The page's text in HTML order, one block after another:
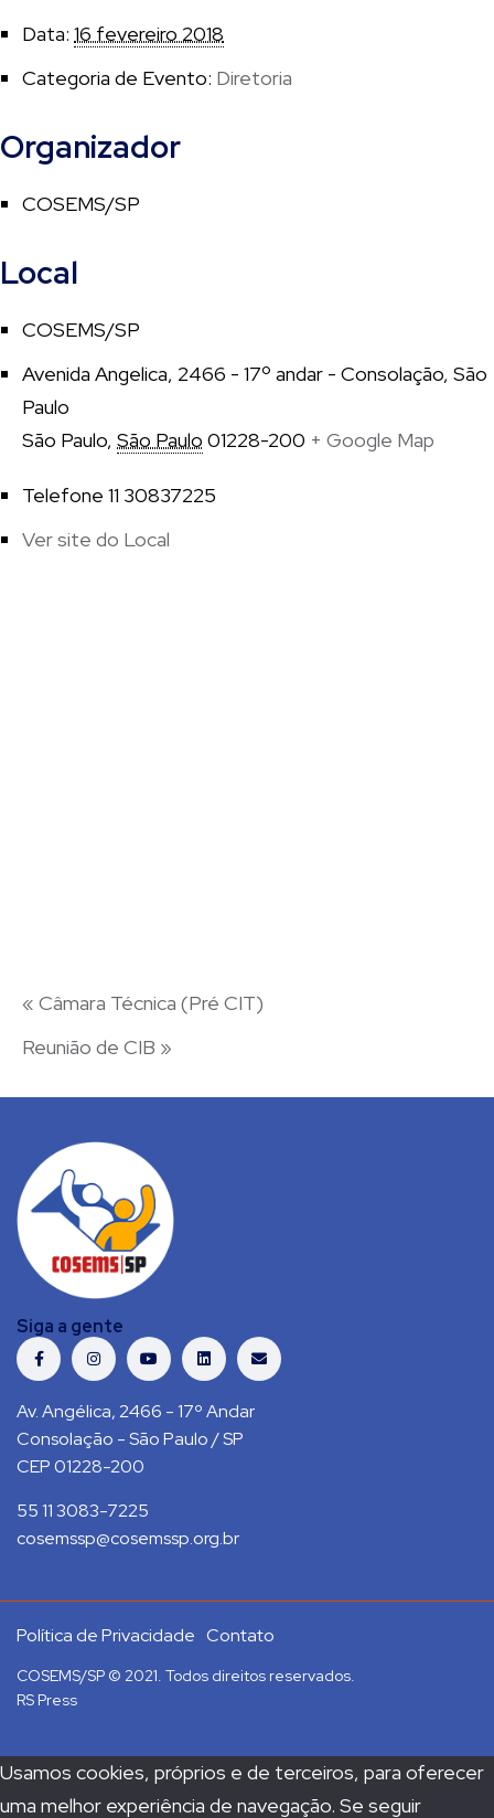
Data: 16 fevereiro 2018
Categoria de Evento: Diretoria
Organizador
COSEMS/SP
Local
COSEMS/SP
Avenida Angelica, 2466 - 17º andar - Consolação, São
Paulo
São Paulo, São Paulo 01228-200 + Google Map
Telefone 11 30837225
Ver site do Local
« Câmara Técnica (Pré CIT)
Reunião de CIB »
Siga a gente
Av. Angélica, 2466 - 17º Andar
Consolação - São Paulo / SP
CEP 01228-200
55 11 3083-7225
cosemssp@cosemssp.org.br
Política de Privacidade Contato
COSEMS/SP © 2021. Todos direitos reservados.
RS Press
Usamos cookies, próprios e de terceiros, para oferecer
uma melhor experiência de navegação. Se seguir